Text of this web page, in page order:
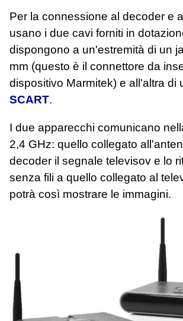
Per la connessione al decoder e
usano i due cavi forniti in
dispongono a un'estremità di un
mm (questo è il connettore da
dispositivo Marmitek) e all'altra di
SCART.
I due apparecchi comunicano
2,4 GHz: quello collegato
decoder il segnale televisov e lo
senza fili a quello collegato al
potrà così mostrare le immagini.